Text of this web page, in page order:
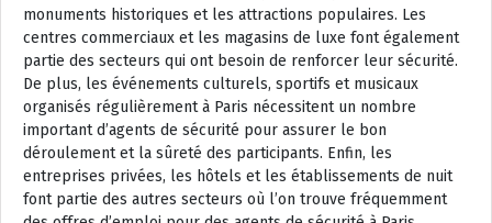
monuments historiques et les attractions populaires. Les
centres commerciaux et les magasins de luxe font également
partie des secteurs qui ont besoin de renforcer leur sécurité.
De plus, les événements culturels, sportifs et musicaux
organisés régulièrement à Paris nécessitent un nombre
important d’agents de sécurité pour assurer le bon
déroulement et la sûreté des participants. Enfin, les
entreprises privées, les hôtels et les établissements de nuit
font partie des autres secteurs où l’on trouve fréquemment